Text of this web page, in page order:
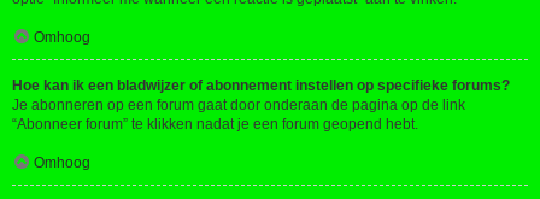
Omhoog
Hoe kan ik een bladwijzer of abonnement instellen op specifieke forums?
Je abonneren op een forum gaat door onderaan de pagina op de link
“Abonneer forum” te klikken nadat je een forum geopend hebt.
Omhoog